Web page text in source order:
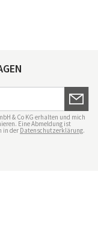
& Co KG erhalten und mich
Eine Abmeldung ist
in der Datenschutzerklärung.